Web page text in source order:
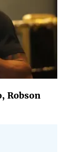
Robson